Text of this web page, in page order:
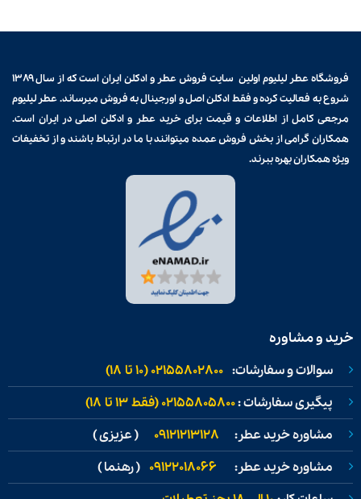
فروشگاه عطر لیلیوم اولین سایت فروشعطر و ادکلن
ایران است که از سال ۱۳۸۹
شروع به فعالیت کرده و فقط ادکلن اصل و اورجینال به فروش میرساند. عطر لیلیوم
مرجعی کامل از اطلاعات و قیمت برایخرید عطر و ادکلن اصلی در ایران است.
همکاران گرامی از بخش فروش عمده میتوانند با ما در ارتباط باشند و از تخفیفات
ویژه همکاران بهره ببرند.
خرید و مشاوره
سوالات و سفارشات: 02155802800 (۱۰ تا ۱۸)
پیگیری سفارشات :02155805800 (فقط ۱۳ تا ۱۸)
مشاوره خرید عطر: 09121213128 ( عزیزی )
مشاوره خرید عطر: 09122018066 ( رهنما )